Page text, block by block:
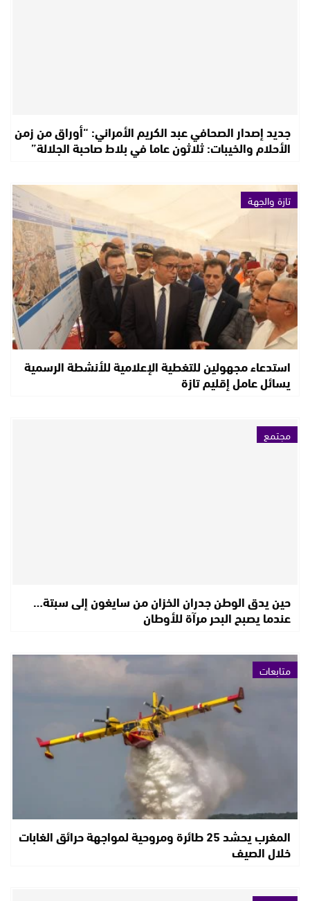
جديد إصدار الصحافي عبد الكريم الأمراني: “أوراق من زمن
الأحلام والخيبات: ثلاثون عاما في بلاط صاحبة الجلالة”
تازة والجهة
استدعاء مجهولين للتغطية الإعلامية للأنشطة الرسمية
يسائل عامل إقليم تازة
مجتمع
حين يدق الوطن جدران الخزان من سايغون إلى سبتة…
عندما يصبح البحر مرآة للأوطان
متابعات
المغرب يحشد 25 طائرة ومروحية لمواجهة حرائق الغابات
خلال الصيف